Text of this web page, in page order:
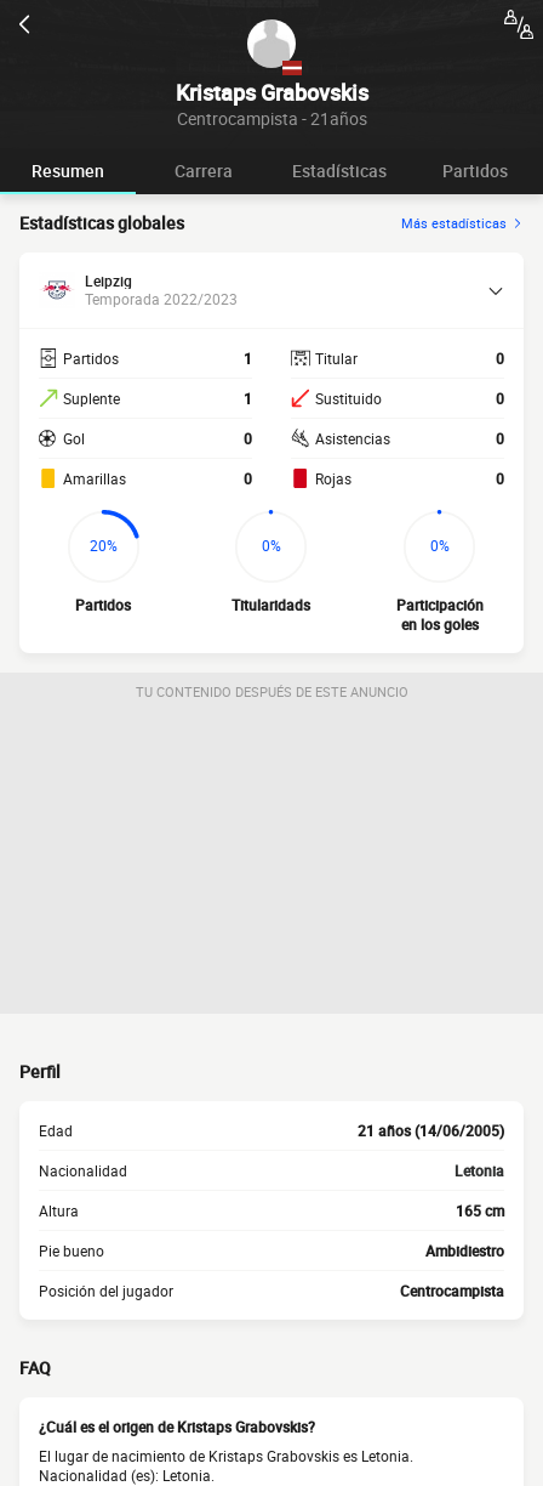
Kristaps Grabovskis
Centrocampista - 21años
Resumen Carrera Estadísticas Partidos
Estadísticas globales Más estadísticas
Leipzig
Temporada 2022/2023
Partidos 1
Suplente 1
Gol 0
Amarillas 0
Titular 0
Sustituido 0
Asistencias 0
Rojas 0
20%
Partidos
0%
Titularidads
0%
Participación
en los goles
TU CONTENIDO DESPUÉS DE ESTE ANUNCIO
Perfil
Edad 21 años (14/06/2005)
Nacionalidad Letonia
Altura 165 cm
Pie bueno Ambidiestro
Posición del jugador Centrocampista
FAQ
¿Cuál es el origen de Kristaps Grabovskis?
El lugar de nacimiento de Kristaps Grabovskis es Letonia.
Nacionalidad (es): Letonia.